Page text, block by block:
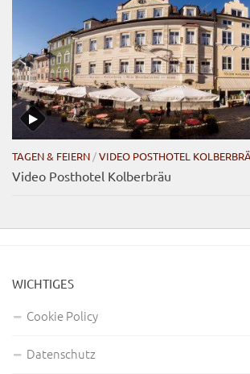
TAGEN & FEIERN /VIDEO POSTHOTEL
Video Posthotel Kolberbräu
WICHTIGES
Cookie Policy
Datenschutz